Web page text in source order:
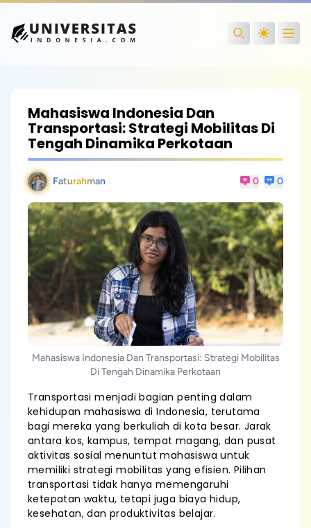
Search
Mahasiswa Indonesia Dan
Transportasi: Strategi Mobilitas Di
Tengah Dinamika Perkotaan
Faturahman 0 0
Mahasiswa Indonesia Dan Transportasi: Strategi Mobilitas
Di Tengah Dinamika Perkotaan
Transportasi menjadi bagian penting dalam
kehidupan mahasiswa di Indonesia, terutama
bagi mereka yang berkuliah di kota besar. Jarak
antara kos, kampus, tempat magang, dan pusat
aktivitas sosial menuntut mahasiswa untuk
memiliki strategi mobilitas yang efisien. Pilihan
transportasi tidak hanya memengaruhi
ketepatan waktu, tetapi juga biaya hidup,
kesehatan, dan produktivitas belajar.